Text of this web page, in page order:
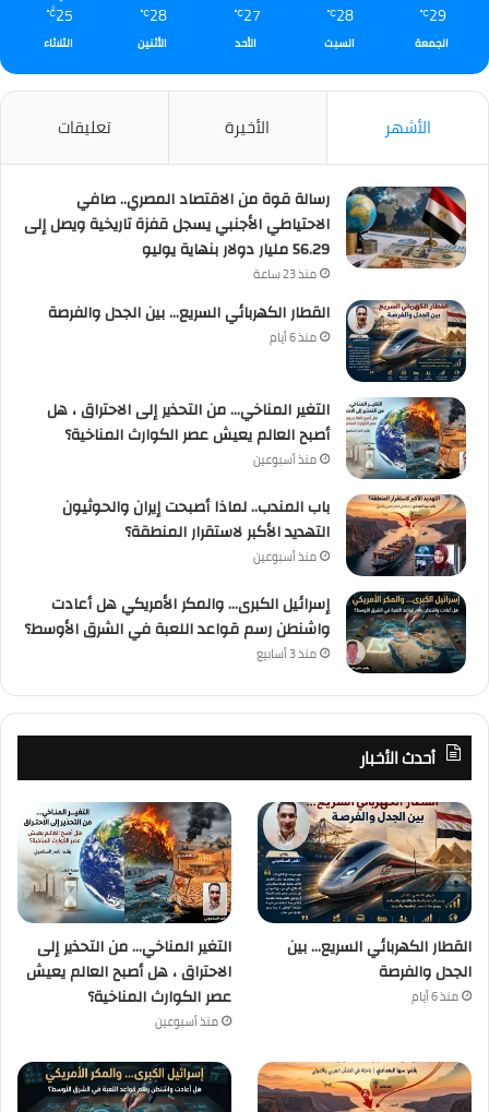
29
℃
الجمعة
28
℃
السبت
27
℃
الأحد
28
℃
الأثنين
25
℃
الثلاثاء
الأشهر الأخيرة تعليقات
رسالة قوة من الاقتصاد المصري.. صافي
الاحتياطي الأجنبي يسجل قفزة تاريخية ويصل إلى
56.29 مليار دولار بنهاية يوليو
منذ 23 ساعة
القطار الكهربائي السريع… بين الجدل والفرصة
منذ 6 أيام
التغير المناخي… من التحذير إلى الاحتراق ، هل
أصبح العالم يعيش عصر الكوارث المناخية؟
منذ أسبوعين
باب المندب.. لماذا أصبحت إيران والحوثيون
التهديد الأكبر لاستقرار المنطقة؟
منذ أسبوعين
إسرائيل الكبرى… والمكر الأمريكي هل أعادت
واشنطن رسم قواعد اللعبة في الشرق الأوسط؟
منذ 3 أسابيع
أحدث الأخبار
القطار الكهربائي السريع… بين
الجدل والفرصة
منذ 6 أيام
التغير المناخي… من التحذير إلى
الاحتراق ، هل أصبح العالم يعيش
عصر الكوارث المناخية؟
منذ أسبوعين